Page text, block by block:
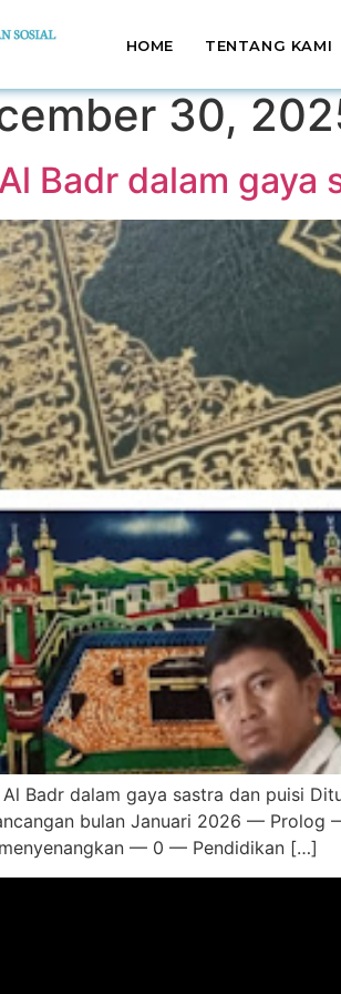
HOME TENTANG KAMI
30,
Badr dalam gaya
Al Badr dalam gaya sastra dan puisi
bulan Januari 2026 — Prolog
— 0 — Pendidikan […]